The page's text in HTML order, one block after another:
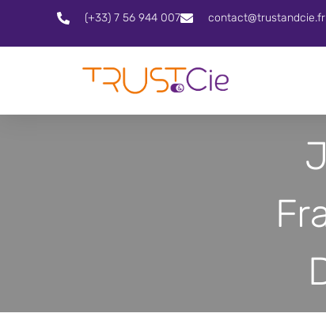
(+33) 7 56 944 007 contact@trustandcie.fr